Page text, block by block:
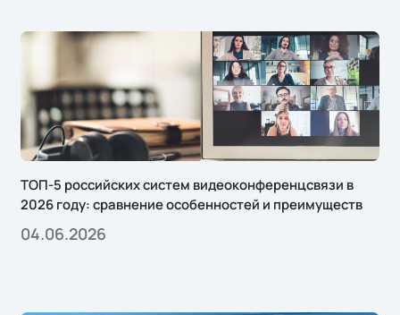
ТОП-5 российских систем видеоконференцсвязи в
2026 году: сравнение особенностей и преимуществ
04.06.2026